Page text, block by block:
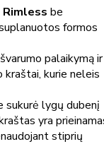
be
formos
palaikymą ir
kraštai, kurie neleis
sukurė lygų dubenį
yra
stiprių